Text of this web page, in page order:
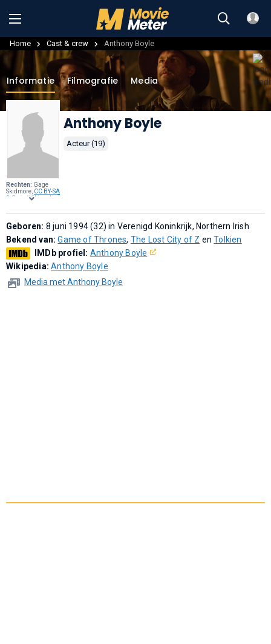
Home Cast & crew Anthony Boyle
Rechten: Gage
Skidmore, CC BY-SA
3.0 , via Wikimedia
Informatie Filmografie Media
Anthony Boyle
Acteur (19)
Geboren: 8 juni 1994 (32) in Verenigd Koninkrijk, Northern Irish
Bekend van:Game of Thrones, The Lost City of Z enTolkien
IMDb profiel: Anthony Boyle
Wikipedia:Anthony Boyle
Media met Anthony Boyle